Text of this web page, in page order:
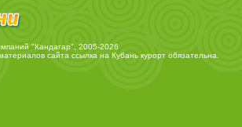
"Кандагар", 2005-2026
сайта ссылка на Кубань курортобязательна.